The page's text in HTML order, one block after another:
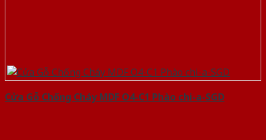
Cửa Gỗ Chống Cháy MDF O4-C1 Phào chi-a-SGD